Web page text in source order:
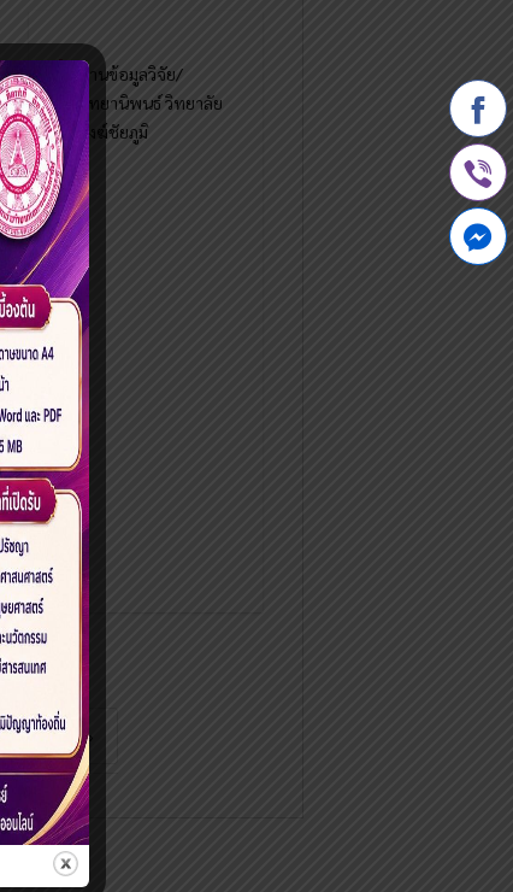
ฐานข้อมูลวิจัย/
วิทยานิพนธ์ วิทยาลัย
สงฆ์ชัยภูมิ
› »